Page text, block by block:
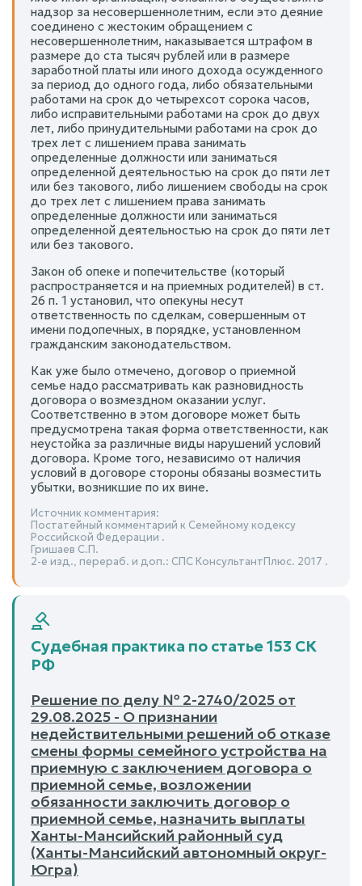
надзор за несовершеннолетним, если это деяние
соединено с жестоким обращением с
несовершеннолетним, наказывается штрафом в
размере до ста тысяч рублей или в размере
заработной платы или иного дохода осужденного
за период до одного года, либо обязательными
работами на срок до четырехсот сорока часов,
либо исправительными работами на срок до двух
лет, либо принудительными работами на срок до
трех лет с лишением права занимать
определенные должности или заниматься
определенной деятельностью на срок до пяти лет
или без такового, либо лишением свободы на срок
до трех лет с лишением права занимать
определенные должности или заниматься
определенной деятельностью на срок до пяти лет
или без такового.
Закон об опеке и попечительстве (который
распространяется и на приемных родителей) в ст.
26 п. 1 установил, что опекуны несут
ответственность по сделкам, совершенным от
имени подопечных, в порядке, установленном
гражданским законодательством.
Как уже было отмечено, договор о приемной
семье надо рассматривать как разновидность
договора о возмездном оказании услуг.
Соответственно в этом договоре может быть
предусмотрена такая форма ответственности, как
неустойка за различные виды нарушений условий
договора. Кроме того, независимо от наличия
условий в договоре стороны обязаны возместить
убытки, возникшие по их вине.
Источник комментария:
Постатейный комментарий к Семейному кодексу
Российской Федерации .
Гришаев С.П.
2-е изд., перераб. и доп.: СПС КонсультантПлюс. 2017 .
Судебная практика по статье 153 СК
РФ
Решение по делу № 2-2740/2025 от
29.08.2025 - О признании
недействительными решений об отказе
смены формы семейного устройства на
приемную с заключением договора о
приемной семье, возложении
обязанности заключить договор о
приемной семье, назначить выплаты
Ханты-Мансийский районный суд
(Ханты-Мансийский автономный округ-
Югра)